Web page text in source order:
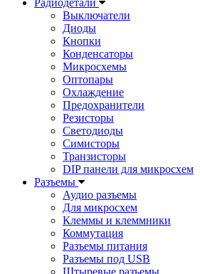
Выключатели
Диоды
Кнопки
Конденсаторы
Микросхемы
Оптопары
Охлаждение
Предохранители
Резисторы
Светодиоды
Симисторы
Транзисторы
DIP панели для микросхем
Разъемы
Аудио разъемы
Для микросхем
Клеммы и клеммники
Коммутация
Разъемы питания
Разъемы под USB
Штыревые разъемы